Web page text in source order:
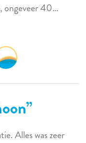
ongeveer 40
Alles was zeer